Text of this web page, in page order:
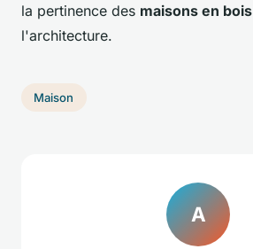
la pertinence des maisons en bois
l'architecture.
Maison
A